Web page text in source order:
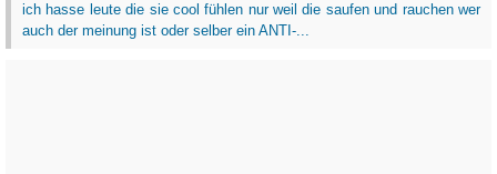
ich hasse leute die sie cool fühlen nur weil die saufen und rauchen wer
auch der meinung ist oder selber ein ANTI-...